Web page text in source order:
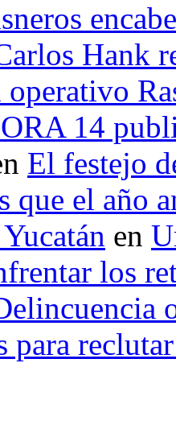
Hank
operativo
14
El festejo
que el año
en
los
para